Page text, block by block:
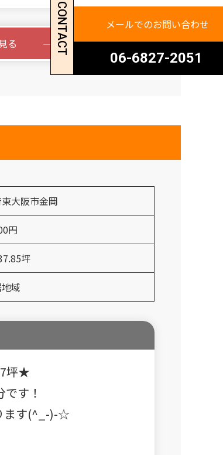
る
大阪市金岡
円
坪
域
坪★
す！
ます(^_-)-☆
CONTACT メールでのお問い合わせ
06-6827-2051